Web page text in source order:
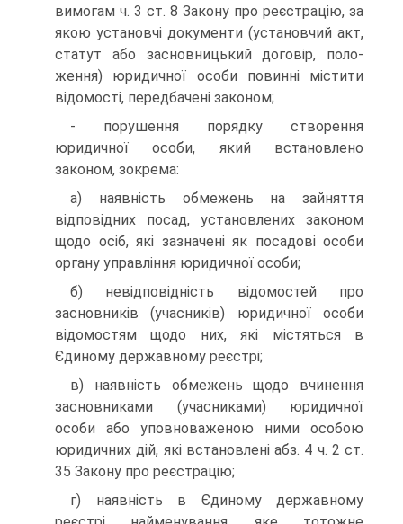
вимогам ч. 3 ст. 8 Закону про реєстрацію, за
якою установчі документи (установчий акт,
статут або засновницький договір, поло­
ження) юридичної особи повинні містити
відомості, перед­бачені законом;
- порушення порядку створення
юридичної особи, який встановлено
законом, зокрема:
а) наявність обмежень на зайняття
відповідних посад, установлених законом
щодо осіб, які зазначені як посадові особи
органу управління юридичної особи;
б) невідповідність відомостей про
засновників (учасни­ків) юридичної особи
відомостям щодо них, які містяться в
Єдиному державному реєстрі;
в) наявність обмежень щодо вчинення
засновниками (учасниками) юридичної
особи або уповноваженою ними особою
юридичних дій, які встановлені абз. 4 ч. 2 ст.
35 За­кону про реєстрацію;
г) наявність в Єдиному державному